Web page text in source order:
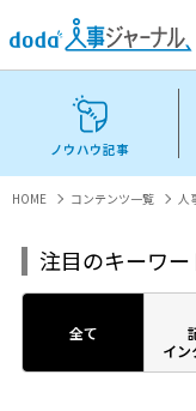
ノウハウ記事
HOME コンテンツ一覧 人
注目のキーワ
全て
イン